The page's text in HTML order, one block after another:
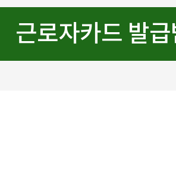
근로자카드 발